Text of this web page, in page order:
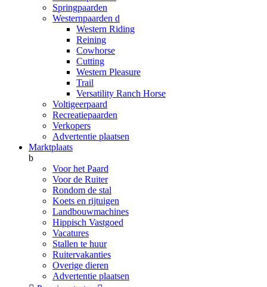
Springpaarden
Westernpaarden d
Western Riding
Reining
Cowhorse
Cutting
Western Pleasure
Trail
Versatility Ranch Horse
Voltigeerpaard
Recreatiepaarden
Verkopers
Advertentie plaatsen
Marktplaats
b
Voor het Paard
Voor de Ruiter
Rondom de stal
Koets en rijtuigen
Landbouwmachines
Hippisch Vastgoed
Vacatures
Stallen te huur
Ruitervakanties
Overige dieren
Advertentie plaatsen